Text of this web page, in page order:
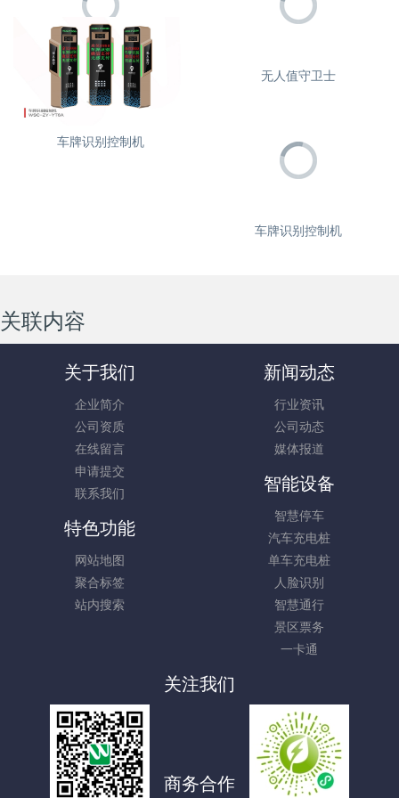
直流无刷道闸机 无人值守卫士
车牌识别控制机
车牌识别控制机
关联内容
关于我们
企业简介
公司资质
在线留言
申请提交
联系我们
新闻动态
行业资讯
公司动态
媒体报道
智能设备
智慧停车
汽车充电桩
单车充电桩
人脸识别
智慧通行
景区票务
一卡通
特色功能
网站地图
聚合标签
站内搜索
关注我们
商务合作